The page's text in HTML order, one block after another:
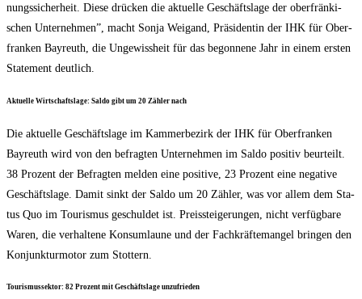
nungs­si­cher­heit. Die­se drü­cken die aktu­el­le Geschäfts­la­ge der ober­frän­ki­
schen Unter­neh­men”, macht Son­ja Weig­and, Prä­si­den­tin der IHK für Ober­
fran­ken Bay­reuth, die Unge­wiss­heit für das begon­ne­ne Jahr in einem ers­ten
State­ment deutlich.
Aktu­el­le Wirt­schafts­la­ge: Sal­do gibt um 20 Zäh­ler nach
Die aktu­el­le Geschäfts­la­ge im Kam­mer­be­zirk der IHK für Ober­fran­ken
Bay­reuth wird von den befrag­ten Unter­neh­men im Sal­do posi­tiv beur­teilt.
38 Pro­zent der Befrag­ten mel­den eine posi­ti­ve, 23 Pro­zent eine nega­ti­ve
Geschäfts­la­ge. Damit sinkt der Sal­do um 20 Zäh­ler, was vor allem dem Sta­
tus Quo im Tou­ris­mus geschul­det ist. Preis­stei­ge­run­gen, nicht ver­füg­ba­re
Waren, die ver­hal­te­ne Kon­sum­lau­ne und der Fach­kräf­te­man­gel brin­gen den
Kon­junk­tur­mo­tor zum Stottern.
Tou­ris­mus­sek­tor: 82 Pro­zent mit Geschäfts­la­ge unzufrieden